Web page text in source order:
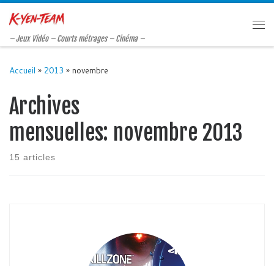
Passer au contenu
– Jeux Vidéo – Courts métrages – Cinéma –
Accueil » 2013 » novembre
Archives
mensuelles: novembre 2013
15 articles